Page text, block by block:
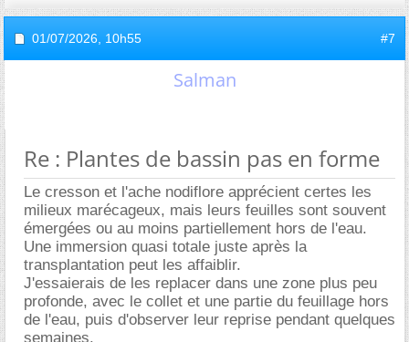
01/07/2026, 10h55 #7
Salman
Re : Plantes de bassin pas en forme
Le cresson et l'ache nodiflore apprécient certes les
milieux marécageux, mais leurs feuilles sont souvent
émergées ou au moins partiellement hors de l'eau.
Une immersion quasi totale juste après la
transplantation peut les affaiblir.
J'essaierais de les replacer dans une zone plus peu
profonde, avec le collet et une partie du feuillage hors
de l'eau, puis d'observer leur reprise pendant quelques
semaines.